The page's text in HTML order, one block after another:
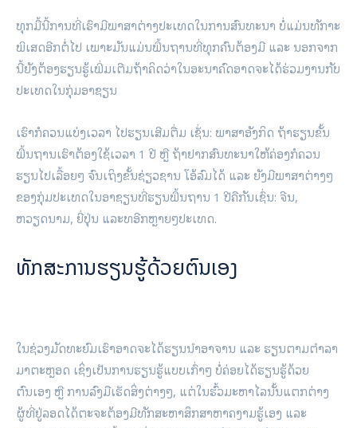
ທຸກມື້ນີ້ການທີ່ເຮົາມີພາສາຕ່າງປະເທດໃນການສົນທະນາ ບໍ່ແມ່ນທັກາະ
ພິເສດອີກຕໍ່ໄປ ເພາະມັນແມ່ນພື້ນຖານທີ່ທຸກຄົນຕ້ອງມີ ແລະ ນອກຈາກ
ນີ້ຍັງຕ້ອງຮຽນຮູ້ເພີ່ມເຕີມຖ້າຄິດວ່າໃນອະນາຄົດອາດຈະໄດ້ຮ່ວມງານກັບ
ປະເທດໃນກຸ່ມອາຊຽນ
ເຮົາກໍຄວນແບ່ງເວລາ ໄປຮຽນເສີມຕື່ມ ເຊັ່ນ: ພາສາອັງກິດ ຖ້າຮຽນຂັ້ນ
ພື້ນຖານເຮົາຕ້ອງໃຊ້ເວລາ 1 ປີ ຫຼື ຖ້າຢາກສົນທະນາໃຫ້ຄ່ອງກໍຄວນ
ຮຽນໄປເລື້ອຍໆ ຈົນເຖິງຂັ້ນຊ່ຽວຊານ ໂອ້ລົມໄດ້ ແລະ ຍັງມີພາສາຕ່າງໆ
ຂອງກຸ່ມປະເທດໃນອາຊຽນທີ່ຮຽນພື້ນຖານ 1 ປີຄືກັນເຊົ່ນ: ຈີນ,
ຫວຽດນາມ, ຍີ່ປຸ່ນ ແລະທອີກຫຼາຍໆປະເທດ.
ທັກສະການຮຽນຮູ້ດ້ວຍຕົນເອງ
ໃນຊ່ວງມັດທະຍົມເຮົາອາດຈະໄດ້ຮຽນນໍາອາຈານ ແລະ ຮຽນຕາມຕຳລາ
ມາຕະຫຼອດ ເຊິ່ງເປັນການຮຽນຮູ້ແບບເກົ່າໆ ບໍ່ຄ່ອຍໄດ້ຮຽນຮູ້ດ້ວຍ
ຕົນເອງ ຫຼື ການລົງມືເຮັດສິ່ງຕ່າງໆ, ແຕ່ໃນຮົ້ວມະຫາໄລນັ້ນແຕກຕ່າງ
ຜູ້ທີ່ຢູ່ລອດໄດ້ຕະຈະຕ້ອງມີທັກສະຫາສຶກສາຫາຄງາມຮູ້ເອງ ແລະ